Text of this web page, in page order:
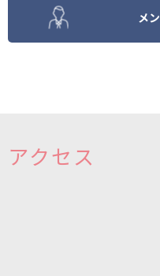
メ
アクセス